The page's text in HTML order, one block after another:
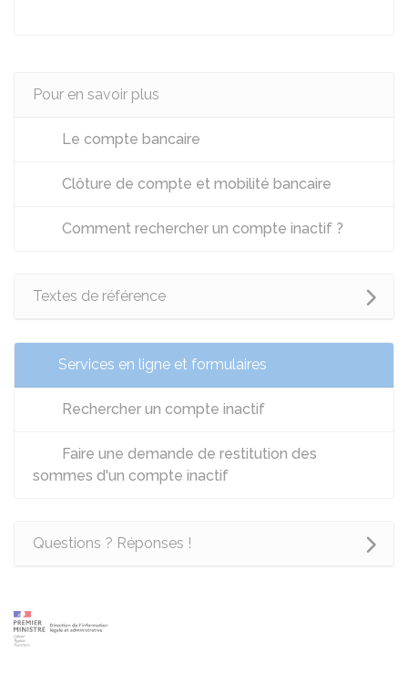
Pour en savoir plus
Le compte bancaire
Clôture de compte et mobilité bancaire
Comment rechercher un compte inactif ?
Textes de référence
Services en ligne et formulaires
Rechercher un compte inactif
Faire une demande de restitution des
sommes d'un compte inactif
Questions ? Réponses !